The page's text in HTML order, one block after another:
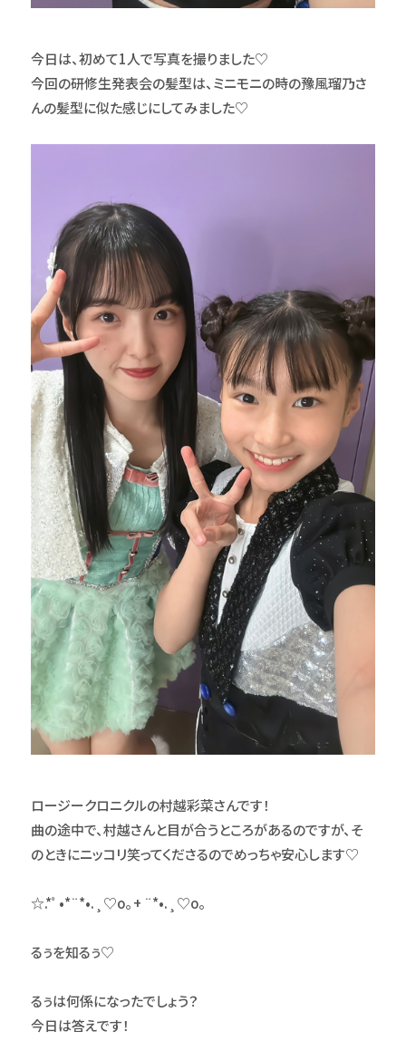
今日は、初めて1人で写真を撮りました♡
今回の研修生発表会の髪型は、ミニモニの時の豫風瑠乃さ
んの髪型に似た感じにしてみました♡
ロージークロニクルの村越彩菜さんです！
曲の途中で、村越さんと目が合うところがあるのですが、そ
のときにニッコリ笑ってくださるのでめっちゃ安心します♡
☆.*ﾟ•*¨*•.¸♡o｡+ ¨*•.¸♡o｡
るぅを知るぅ♡
るぅは何係になったでしょう？
今日は答えです！